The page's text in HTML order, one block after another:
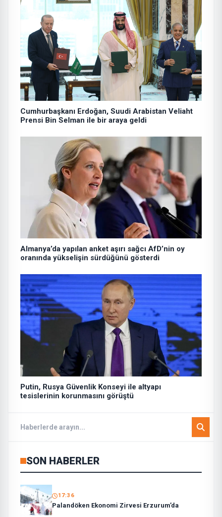
Cumhurbaşkanı Erdoğan, Suudi Arabistan Veliaht
Prensi Bin Selman ile bir araya geldi
Almanya’da yapılan anket aşırı sağcı AfD’nin oy
oranında yükselişin sürdüğünü gösterdi
Putin, Rusya Güvenlik Konseyi ile altyapı
tesislerinin korunmasını görüştü
SON HABERLER
17:36
Palandöken Ekonomi Zirvesi Erzurum’da